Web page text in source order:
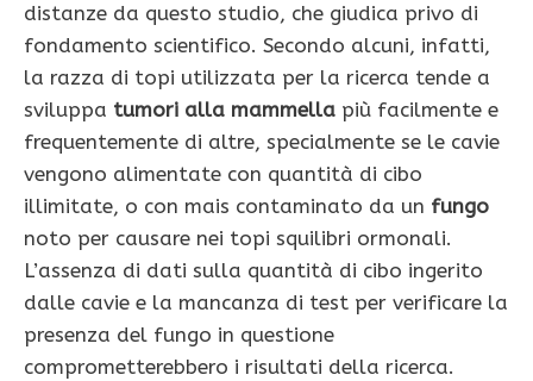
distanze da questo studio, che giudica privo di
fondamento scientifico. Secondo alcuni, infatti,
la razza di topi utilizzata per la ricerca tende a
sviluppa tumori alla mammella più facilmente e
frequentemente di altre, specialmente se le cavie
vengono alimentate con quantità di cibo
illimitate, o con mais contaminato da un fungo
noto per causare nei topi squilibri ormonali.
L’assenza di dati sulla quantità di cibo ingerito
dalle cavie e la mancanza di test per verificare la
presenza del fungo in questione
comprometterebbero i risultati della ricerca.